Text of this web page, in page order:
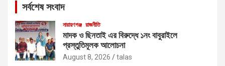
সর্বশেষ সংবাদ
নারায়ণগঞ্জ রাজনীতি
মাদক ও ছিনতাই এর বিরুদ্ধে ১নং বাবুরাইলে
প্রস্তুতিমূলক আলোচনা
August 8, 2026 talas